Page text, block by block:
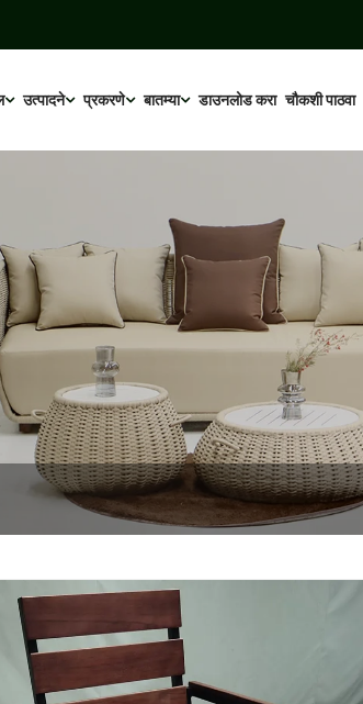
उत्पादने प्रकरणे बातम्या डाउनलोड करा चौकशी पाठवा